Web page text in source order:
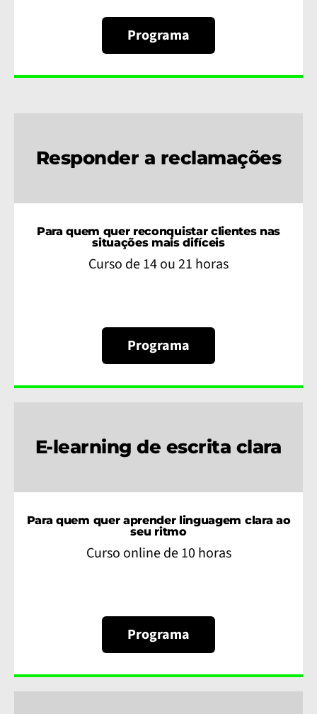
Programa
Responder a reclamações
Para quem quer reconquistar clientes nas
situações mais difíceis
Curso de 14 ou 21 horas
Programa
E-learning de escrita clara
Para quem quer aprender linguagem clara ao
seu ritmo
Curso online de 10 horas
Programa